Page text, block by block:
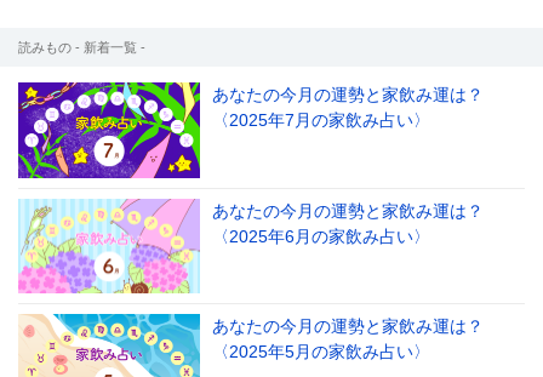
読みもの - 新着一覧 -
あなたの今月の運勢と家飲み運は？
〈2025年7月の家飲み占い〉
あなたの今月の運勢と家飲み運は？
〈2025年6月の家飲み占い〉
あなたの今月の運勢と家飲み運は？
〈2025年5月の家飲み占い〉